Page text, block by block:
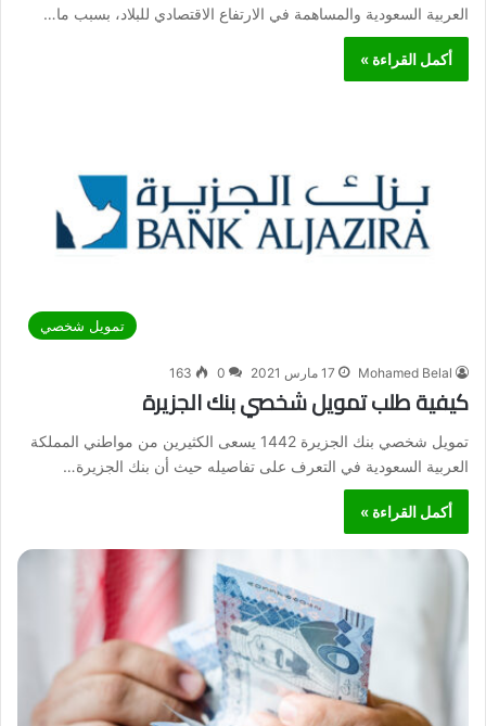
العربية السعودية والمساهمة في الارتفاع الاقتصادي للبلاد، بسبب ما…
أكمل القراءة »
تمويل شخصي
Mohamed Belal 17 مارس 2021 0
163
كيفية طلب تمويل شخصي بنك الجزيرة
تمويل شخصي بنك الجزيرة 1442 يسعى الكثيرين من مواطني المملكة
العربية السعودية في التعرف على تفاصيله حيث أن بنك الجزيرة…
أكمل القراءة »